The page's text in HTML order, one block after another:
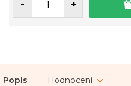
Popis Hodnocení